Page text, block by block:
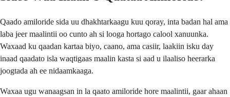
Qaado amiloride sida uu dhakhtarkaagu kuu qoray, inta badan hal ama
laba jeer maalintii oo cunto ah si looga hortago calool xanuunka.
Waxaad ku qaadan kartaa biyo, caano, ama casiir, laakiin isku day
inaad qaadato isla waqtigaas maalin kasta si aad u ilaaliso heerarka
joogtada ah ee nidaamkaaga.
Waxaa ugu wanaagsan in la qaato amiloride hore maalintii, gaar ahaan